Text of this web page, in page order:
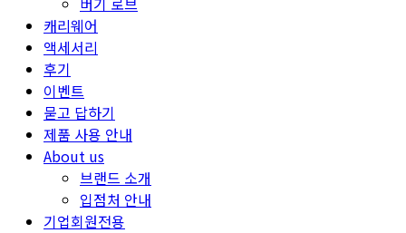
캐리웨어
액세서리
후기
이벤트
묻고 답하기
제품 사용 안내
About us
브랜드 소개
입점처 안내
기업회원전용